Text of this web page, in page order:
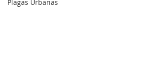
Plagas Urbanas